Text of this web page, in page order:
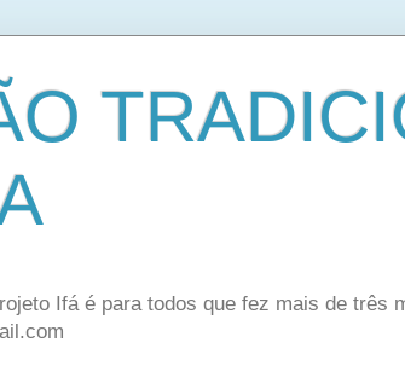
Ifá é para todos que fez mais de três